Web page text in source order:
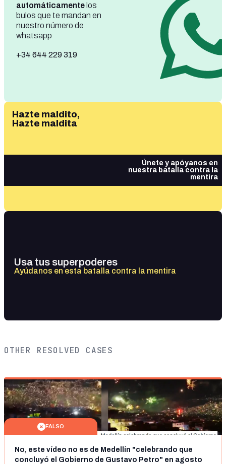
automáticamente los
bulos que te mandan en
nuestro número de
whatsapp
+34 644 229 319
Hazte maldito,
Hazte maldita
Únete y apóyanos en
nuestra batalla contra la
mentira
Usa tus superpoderes
Ayúdanos en esta batalla contra la mentira
OTHER RESOLVED CASES
FALSO
No, este vídeo no es de Medellín "celebrando que
concluyó el Gobierno de Gustavo Petro" en agosto